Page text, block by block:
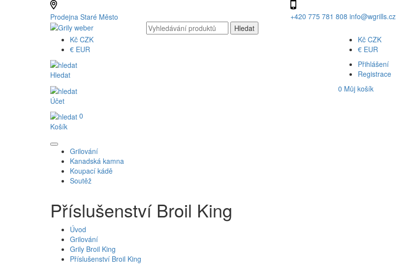
Prodejna Staré Město +420 775 781 808 info@wgrills.cz
Kč CZK
€ EUR
Hledat
Účet
0
Košík
Kč CZK
€ EUR
Přihlášení
Registrace
0 Můj košík
Grilování
Kanadská kamna
Koupací kádě
Soutěž
Příslušenství Broil King
Úvod
Grilování
Grily Broil King
Příslušenství Broil King